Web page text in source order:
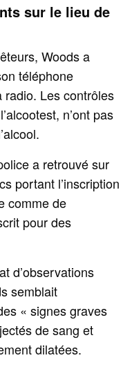
sur le lieu de
Woods a
téléphone
Les contrôles
n’ont pas
a retrouvé sur
portant l’inscription
comme de
pour des
d’observations
semblait
« signes graves
de sang et
dilatées.